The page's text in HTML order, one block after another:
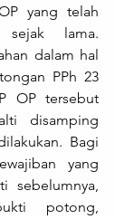
yang telah
sejak lama.
dalam hal
PPh 23
OP tersebut
disamping
Bagi
yang
sebelumnya,
potong,